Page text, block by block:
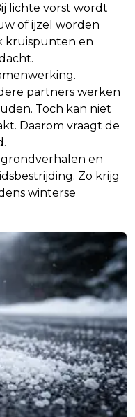
lichte vorst wordt
of ijzel worden
kruispunten en
partners werken
Toch kan niet
Daarom vraagt de
en
Zo krijg
winterse